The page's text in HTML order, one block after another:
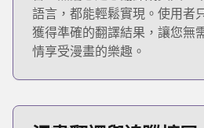
語言，都能輕鬆實現。使用者
獲得準確的翻譯結果，讓您無
情享受漫畫的樂趣。